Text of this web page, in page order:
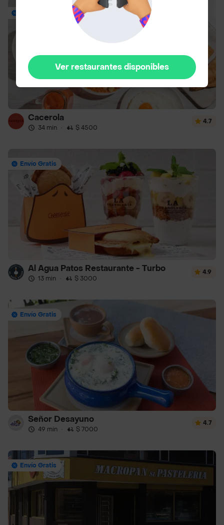
Cacerola
34 min · $ 4500
4.7
Envío Gratis
Al Agua Patos Restaurante - Turbo
13 min · $ 3000
4.9
Envío Gratis
Señor Desayuno
49 min · $ 7000
4.7
Envío Gratis
Ver restaurantes disponibles